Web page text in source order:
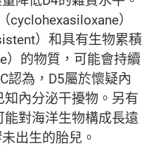
cyclohexasiloxane）
）和具有生物累積
）的物質，可能會持續
認為，D5屬於懷疑內
內分泌干擾物。另有
對海洋生物構成長遠
出生的胎兒。